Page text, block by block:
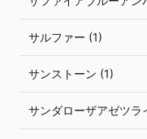
サルファー (1)
サンストーン (1)
サンダローザアゼツラ